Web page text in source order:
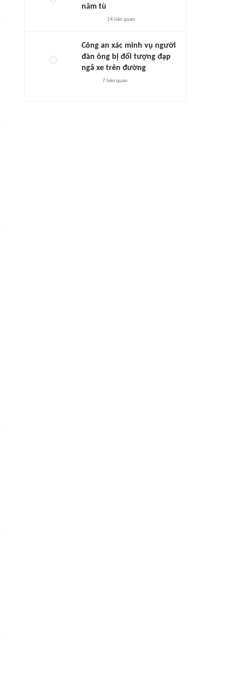
năm tù
14 liên quan
Công an xác minh vụ người
đàn ông bị đối tượng đạp
ngã xe trên đường
7 liên quan